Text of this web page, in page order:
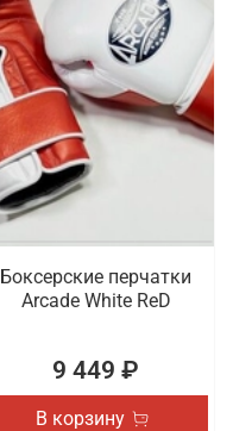
Боксерские перчатки
Arcade White ReD
9 449 ₽
В корзину